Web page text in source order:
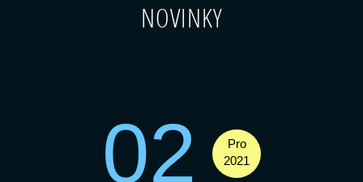
NOVINKY
02
Pro
2021